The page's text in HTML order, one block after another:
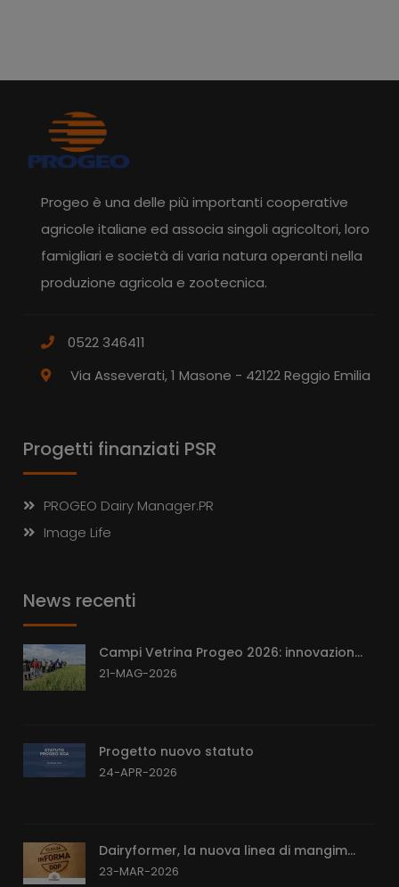
Progeo è una delle più importanti cooperative
agricole italiane ed associa singoli agricoltori, loro
famigliari e società di varia natura operanti nella
produzione agricola e zootecnica.
0522 346411
Via Asseverati, 1 Masone - 42122 Reggio Emilia
Progetti finanziati PSR
PROGEO Dairy Manager.PR
Image Life
News recenti
Campi Vetrina Progeo 2026: innovazion...
21-MAG-2026
Progetto nuovo statuto
24-APR-2026
Dairyformer, la nuova linea di mangim...
23-MAR-2026